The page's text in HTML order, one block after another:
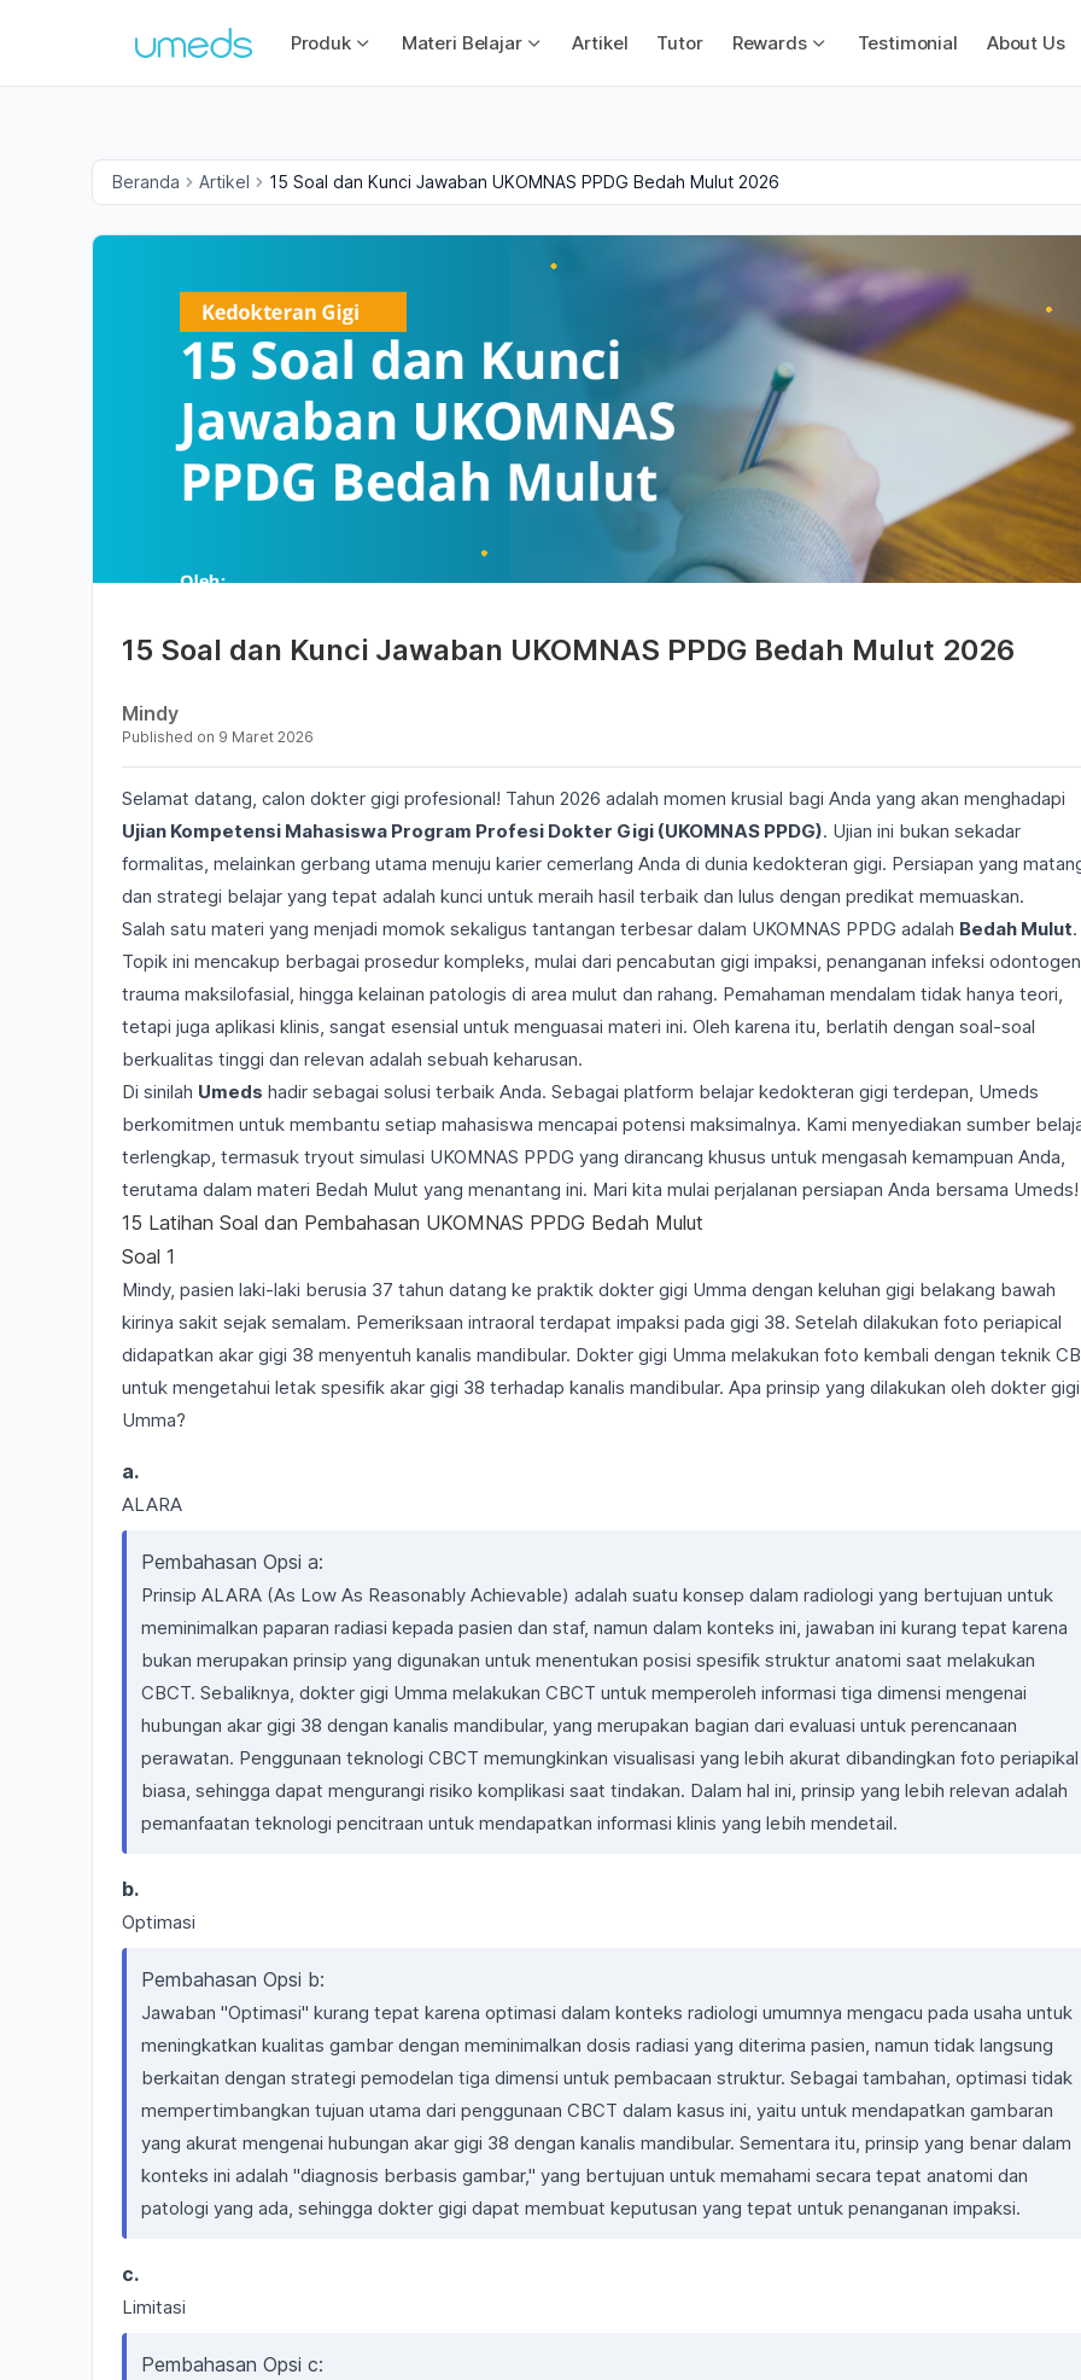
Produk Materi Belajar Artikel Tutor Rewards Testimonial About Us
Beranda Artikel 15 Soal dan Kunci Jawaban UKOMNAS PPDG Bedah Mulut 2026
15 Soal dan Kunci Jawaban UKOMNAS PPDG Bedah Mulut 2026
Mindy
Published on 9 Maret 2026
Selamat datang, calon dokter gigi profesional! Tahun 2026 adalah momen krusial bagi Anda yang akan menghadapi
Ujian Kompetensi Mahasiswa Program Profesi Dokter Gigi (UKOMNAS PPDG). Ujian ini bukan sekadar
formalitas, melainkan gerbang utama menuju karier cemerlang Anda di dunia kedokteran gigi. Persiapan yang
dan strategi belajar yang tepat adalah kunci untuk meraih hasil terbaik dan lulus dengan predikat memuaskan.
Salah satu materi yang menjadi momok sekaligus tantangan terbesar dalam UKOMNAS PPDG adalah Bedah Mulut.
Topik ini mencakup berbagai prosedur kompleks, mulai dari pencabutan gigi impaksi, penanganan infeksi
trauma maksilofasial, hingga kelainan patologis di area mulut dan rahang. Pemahaman mendalam tidak hanya teori,
tetapi juga aplikasi klinis, sangat esensial untuk menguasai materi ini. Oleh karena itu, berlatih dengan soal-soal
berkualitas tinggi dan relevan adalah sebuah keharusan.
Di sinilah Umeds hadir sebagai solusi terbaik Anda. Sebagai platform belajar kedokteran gigi terdepan, Umeds
berkomitmen untuk membantu setiap mahasiswa mencapai potensi maksimalnya. Kami menyediakan sumber
terlengkap, termasuk tryout simulasi UKOMNAS PPDG yang dirancang khusus untuk mengasah kemampuan Anda,
terutama dalam materi Bedah Mulut yang menantang ini. Mari kita mulai perjalanan persiapan Anda bersama Umeds!
15 Latihan Soal dan Pembahasan UKOMNAS PPDG Bedah Mulut
Soal 1
Mindy, pasien laki-laki berusia 37 tahun datang ke praktik dokter gigi Umma dengan keluhan gigi belakang bawah
kirinya sakit sejak semalam. Pemeriksaan intraoral terdapat impaksi pada gigi 38. Setelah dilakukan foto periapical
didapatkan akar gigi 38 menyentuh kanalis mandibular. Dokter gigi Umma melakukan foto kembali dengan teknik
untuk mengetahui letak spesifik akar gigi 38 terhadap kanalis mandibular. Apa prinsip yang dilakukan oleh dokter gigi
Umma?
a.
ALARA
Pembahasan Opsi a:
Prinsip ALARA (As Low As Reasonably Achievable) adalah suatu konsep dalam radiologi yang bertujuan untuk
meminimalkan paparan radiasi kepada pasien dan staf, namun dalam konteks ini, jawaban ini kurang tepat karena
bukan merupakan prinsip yang digunakan untuk menentukan posisi spesifik struktur anatomi saat melakukan
CBCT. Sebaliknya, dokter gigi Umma melakukan CBCT untuk memperoleh informasi tiga dimensi mengenai
hubungan akar gigi 38 dengan kanalis mandibular, yang merupakan bagian dari evaluasi untuk perencanaan
perawatan. Penggunaan teknologi CBCT memungkinkan visualisasi yang lebih akurat dibandingkan foto periapikal
biasa, sehingga dapat mengurangi risiko komplikasi saat tindakan. Dalam hal ini, prinsip yang lebih relevan adalah
pemanfaatan teknologi pencitraan untuk mendapatkan informasi klinis yang lebih mendetail.
b.
Optimasi
Pembahasan Opsi b:
Jawaban "Optimasi" kurang tepat karena optimasi dalam konteks radiologi umumnya mengacu pada usaha untuk
meningkatkan kualitas gambar dengan meminimalkan dosis radiasi yang diterima pasien, namun tidak langsung
berkaitan dengan strategi pemodelan tiga dimensi untuk pembacaan struktur. Sebagai tambahan, optimasi tidak
mempertimbangkan tujuan utama dari penggunaan CBCT dalam kasus ini, yaitu untuk mendapatkan gambaran
yang akurat mengenai hubungan akar gigi 38 dengan kanalis mandibular. Sementara itu, prinsip yang benar dalam
konteks ini adalah "diagnosis berbasis gambar," yang bertujuan untuk memahami secara tepat anatomi dan
patologi yang ada, sehingga dokter gigi dapat membuat keputusan yang tepat untuk penanganan impaksi.
c.
Limitasi
Pembahasan Opsi c: